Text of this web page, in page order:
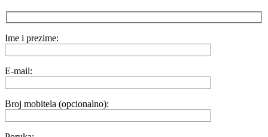
Ime i prezime:
E-mail:
Broj mobitela (opcionalno):